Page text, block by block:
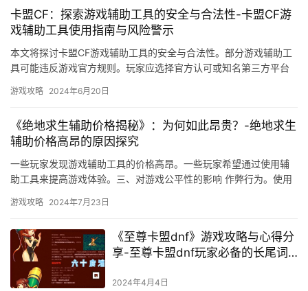
卡盟CF：探索游戏辅助工具的安全与合法性-卡盟CF游
戏辅助工具使用指南与风险警示
本文将探讨卡盟CF游戏辅助工具的安全与合法性。部分游戏辅助工
具可能违反游戏官方规则。玩家应选择官方认可或知名第三方平台
游戏攻略 2024年6月20日
《绝地求生辅助价格揭秘》：为何如此昂贵？-绝地求生
辅助价格高昂的原因探究
一些玩家发现游戏辅助工具的价格高昂。一些玩家希望通过使用辅
助工具来提高游戏体验。三、对游戏公平性的影响 作弊行为。使用
游戏攻略 2024年7月23日
《至尊卡盟dnf》游戏攻略与心得分
享-至尊卡盟dnf玩家必备的长尾词
2024年4月4日